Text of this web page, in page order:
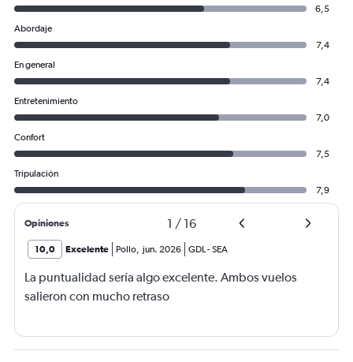
6,5
Abordaje
7,4
En general
7,4
Entretenimiento
7,0
Confort
7,5
Tripulación
7,9
Opiniones 1 / 16
10,0 Excelente Pollo, jun. 2026 GDL-SEA
La puntualidad sería algo excelente. Ambos vuelos
salieron con mucho retraso